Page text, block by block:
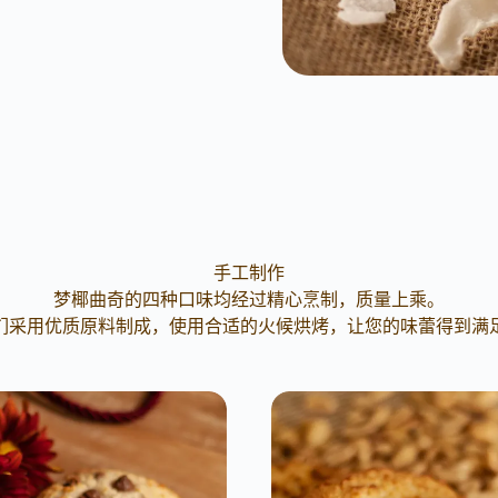
手工制作
梦椰曲奇的四种口味均经过精心烹制，质量上乘。
采用优质原料制成，使用合适的火候烘烤，让您的味蕾得到满